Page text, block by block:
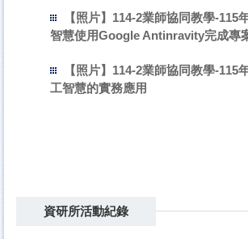
【照片】114-2業師協同教學-115
智慧使用Google Antinravity完成專
【照片】114-2業師協同教學-115
工智慧的實務應用
資研所活動紀錄